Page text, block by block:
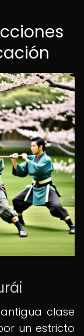
clase
un estricto